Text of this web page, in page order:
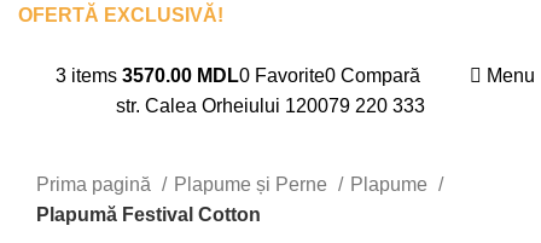
OFERTĂ EXCLUSIVĂ!
3 items 3570.00 MDL0 Favorite0 Compară
Menu
str. Calea Orheiului 120079 220 333
Prima pagină Plapume și Perne
Plapume
Plapumă Festival Cotton